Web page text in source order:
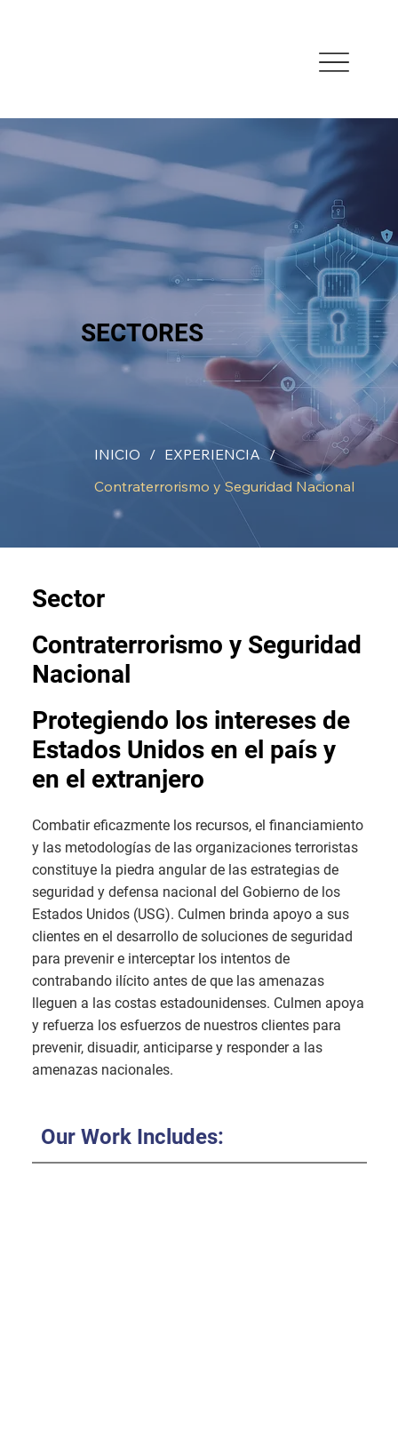
SECTORES
INICIO / EXPERIENCIA /
Contraterrorismo y Seguridad Nacional
Sector
Contraterrorismo y Seguridad
Nacional
Protegiendo los intereses de
Estados Unidos en el país y
en el extranjero
Combatir eficazmente los recursos, el financiamiento
y las metodologías de las organizaciones terroristas
constituye la piedra angular de las estrategias de
seguridad y defensa nacional del Gobierno de los
Estados Unidos (USG). Culmen brinda apoyo a sus
clientes en el desarrollo de soluciones de seguridad
para prevenir e interceptar los intentos de
contrabando ilícito antes de que las amenazas
lleguen a las costas estadounidenses. Culmen apoya
y refuerza los esfuerzos de nuestros clientes para
prevenir, disuadir, anticiparse y responder a las
amenazas nacionales.
Our Work Includes: